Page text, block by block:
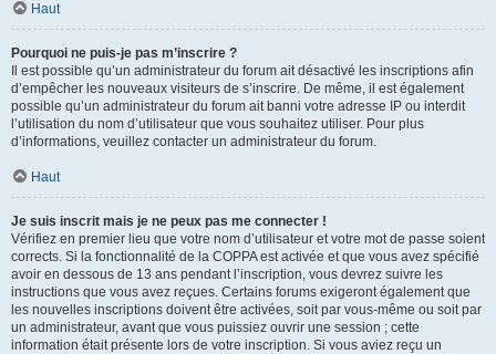
Haut
Pourquoi ne puis-je pas m’inscrire ?
Il est possible qu’un administrateur du forum ait désactivé les inscriptions afin
d’empêcher les nouveaux visiteurs de s’inscrire. De même, il est également
possible qu’un administrateur du forum ait banni votre adresse IP ou interdit
l’utilisation du nom d’utilisateur que vous souhaitez utiliser. Pour plus
d’informations, veuillez contacter un administrateur du forum.
Haut
Je suis inscrit mais je ne peux pas me connecter !
Vérifiez en premier lieu que votre nom d’utilisateur et votre mot de passe soient
corrects. Si la fonctionnalité de la COPPA est activée et que vous avez spécifié
avoir en dessous de 13 ans pendant l’inscription, vous devrez suivre les
instructions que vous avez reçues. Certains forums exigeront également que
les nouvelles inscriptions doivent être activées, soit par vous-même ou soit par
un administrateur, avant que vous puissiez ouvrir une session ; cette
information était présente lors de votre inscription. Si vous aviez reçu un